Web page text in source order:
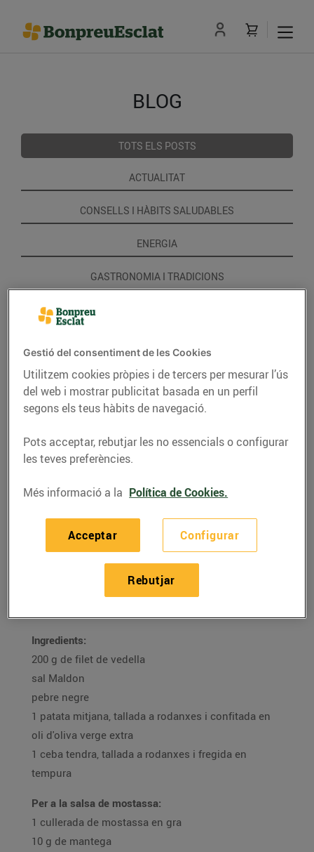
BLOG
TOTS ELS POSTS
ACTUALITAT
CONSELLS I HÀBITS SALUDABLES
ENERGIA
GASTRONOMIA I TRADICIONS
RECEPTES
Filet de vedella amb
salsa de mostassa
16/de novembre/2021
Ingredients:
200 g de filet de vedella
sal Maldon
pebre negre
1 patata mitjana, tallada a rodanxes i confitada en
oli d'oliva verge extra
1 ceba tendra, tallada a rodanxes i fregida en
tempura
Per a la salsa de mostassa:
1 cullerada de mostassa en gra
10 g de mantega
Gestió del consentiment de les Cookies
Utilitzem cookies pròpies i de tercers per mesurar l’ús
del web i mostrar publicitat basada en un perfil
segons els teus hàbits de navegació.
Pots acceptar, rebutjar les no essencials o configurar
les teves preferències.
Més informació a la Política de Cookies.
Configurar
Rebutjar
Acceptar